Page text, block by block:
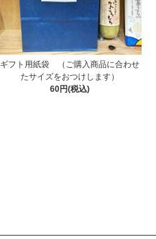
ギフト用紙袋 （ご購入商品に合わせ
たサイズをおつけします）
60円(税込)